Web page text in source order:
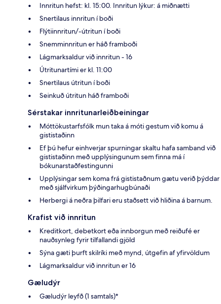
Innritun hefst: kl. 15:00. Innritun lýkur: á miðnætti
Snertilaus innritun í boði
Flýtiinnritun/-útritun í boði
Snemminnritun er háð framboði
Lágmarksaldur við innritun - 16
Útritunartími er kl. 11:00
Snertilaus útritun í boði
Seinkuð útritun háð framboði
Sérstakar innritunarleiðbeiningar
Móttökustarfsfólk mun taka á móti gestum við komu á
gististaðinn
Ef þú hefur einhverjar spurningar skaltu hafa samband við
gististaðinn með upplýsingunum sem finna má í
bókunarstaðfestingunni
Upplýsingar sem koma frá gististaðnum gætu verið þýddar
með sjálfvirkum þýðingarhugbúnaði
Herbergi á neðra þilfari eru staðsett við hliðina á barnum.
Krafist við innritun
Kreditkort, debetkort eða innborgun með reiðufé er
nauðsynleg fyrir tilfallandi gjöld
Sýna gæti þurft skilríki með mynd, útgefin af yfirvöldum
Lágmarksaldur við innritun er 16
Gæludýr
Gæludýr leyfð (1 samtals)*